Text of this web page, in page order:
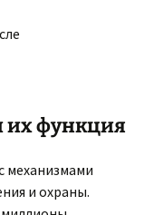
их функция
механизмами
и охраны.